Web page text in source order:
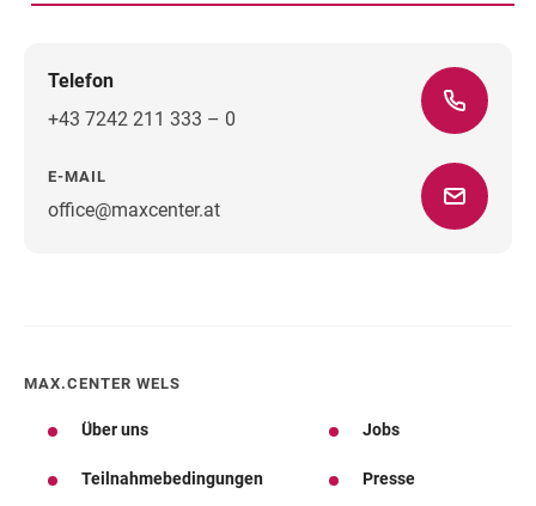
Telefon
+43 7242 211 333 – 0
E-MAIL
office@maxcenter.atWegbeschreibung
MAX.CENTER WELS
Über uns Jobs
Teilnahmebedingungen Presse